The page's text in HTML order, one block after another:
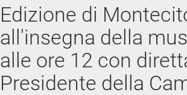
Edizione di
all'insegna della
alle ore 12 con
Presidente della